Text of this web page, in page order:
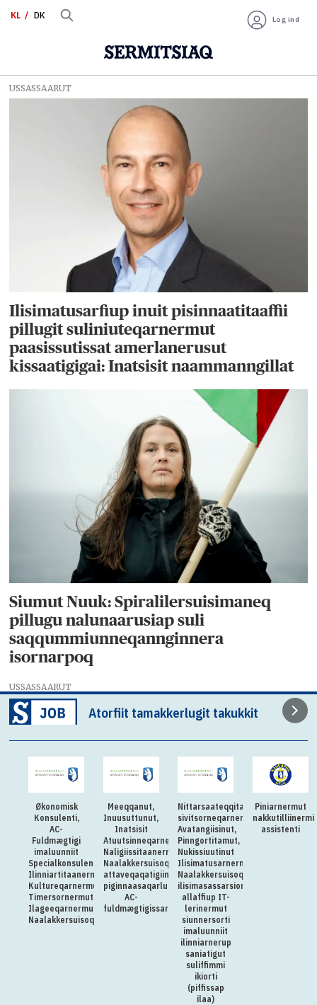
KL DK Log ind
Tag:
nalunaarusiaq
USSASSAARUT
Ilisimatusarfiup inuit pisinnaatitaaffii
pillugit suliniuteqarnermut
paasissutissat amerlanerusut
kissaatigigai: Inatsisit naammanngillat
Siumut Nuuk: Spiralilersuisimaneq
pillugu nalunaarusiap suli
saqqummiunneqannginnera
isornarpoq
USSASSAARUT
Atorfiit tamakkerlugit takukkit
Økonomisk
Konsulenti,
AC-
Fuldmægtigi
imaluunniit
Specialkonsulenti
Ilinniartitaanermut,
Kultureqarnermut,
Timersornermut
Ilageeqarnermullu
Naalakkersuisoqarfimmut
Meeqqanut,
Inuusuttunut,
Inatsisit
Atuutsinneqarnerannut
Naligiissitaanermullu
Naalakkersuisoqarfik
attaveqaqatigiinnermut
piginnaasaqarluartumik
AC-
fuldmægtigissarsiorpoq
Nittarsaateqqitaq:Killiliussap
sivitsorneqarnera:
Avatangiisinut,
Pinngortitamut,
Nukissiuutinut
Ilisimatusarnermullu
Naalakkersuisoqarfimmi
ilisimasassarsiornermut
allaffiup IT-
lerinermut
siunnersorti
imaluunniit
ilinniarnerup
saniatigut
suliffimmi
ikiorti
(piffissap
ilaa)
Piniarnermut
nakkutilliinermi
assistenti